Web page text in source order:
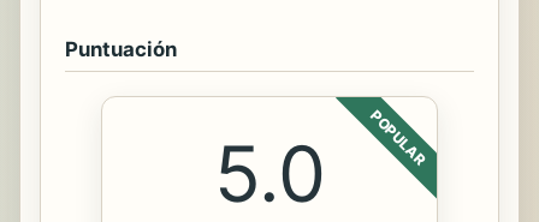
Puntuación
POPULAR
5.0